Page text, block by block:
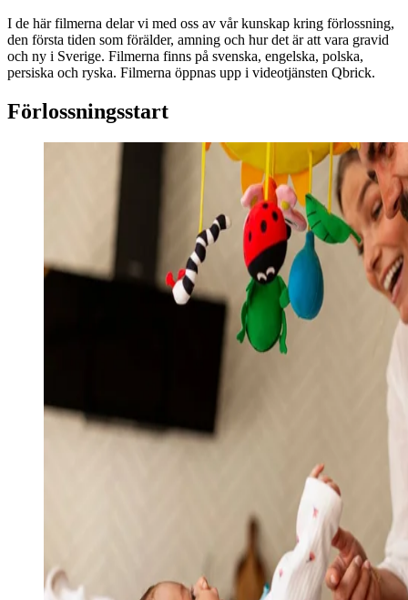
I de här filmerna delar vi med oss av vår kunskap kring förlossning,
den första tiden som förälder, amning och hur det är att vara gravid
och ny i Sverige. Filmerna finns på svenska, engelska, polska,
persiska och ryska. Filmerna öppnas upp i videotjänsten Qbrick.
Förlossningsstart